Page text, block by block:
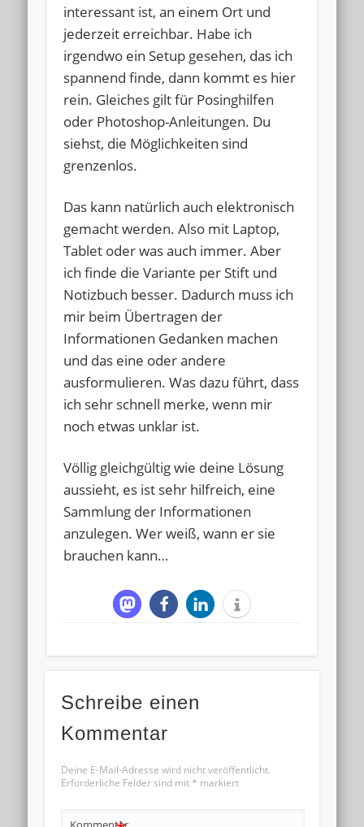
interessant ist, an einem Ort und
jederzeit erreichbar. Habe ich
irgendwo ein Setup gesehen, das ich
spannend finde, dann kommt es hier
rein. Gleiches gilt für Posinghilfen
oder Photoshop-Anleitungen. Du
siehst, die Möglichkeiten sind
grenzenlos.
Das kann natürlich auch elektronisch
gemacht werden. Also mit Laptop,
Tablet oder was auch immer. Aber
ich finde die Variante per Stift und
Notizbuch besser. Dadurch muss ich
mir beim Übertragen der
Informationen Gedanken machen
und das eine oder andere
ausformulieren. Was dazu führt, dass
ich sehr schnell merke, wenn mir
noch etwas unklar ist.
Völlig gleichgültig wie deine Lösung
aussieht, es ist sehr hilfreich, eine
Sammlung der Informationen
anzulegen. Wer weiß, wann er sie
brauchen kann…
Schreibe einen
Kommentar
Deine E-Mail-Adresse wird nicht veröffentlicht.
Erforderliche Felder sind mit * markiert